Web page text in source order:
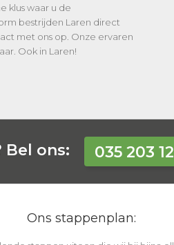
klus waar u de
bestrijden Laren direct
met ons op. Onze ervaren
Ook in Laren!
Bel ons: 035 203
Ons stappenplan: